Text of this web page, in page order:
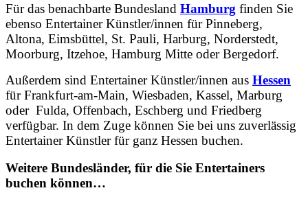
Für das benachbarte Bundesland Hamburg finden Sie
ebenso Entertainer Künstler/innen für Pinneberg,
Altona, Eimsbüttel, St. Pauli, Harburg, Norderstedt,
Moorburg, Itzehoe, Hamburg Mitte oder Bergedorf.
Außerdem sind Entertainer Künstler/innen aus Hessen
für Frankfurt-am-Main, Wiesbaden, Kassel, Marburg
oder Fulda, Offenbach, Eschberg und Friedberg
verfügbar. In dem Zuge können Sie bei uns zuverlässig
Entertainer Künstler für ganz Hessen buchen.
Weitere Bundesländer, für die Sie Entertainers
buchen können…